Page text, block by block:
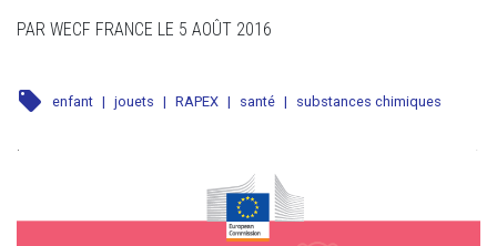
PAR WECF FRANCE LE 5 AOÛT 2016
local_offer enfant | jouets | RAPEX | santé | substances chimiques